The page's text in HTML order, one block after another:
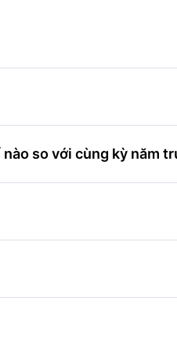
so với cùng kỳ năm